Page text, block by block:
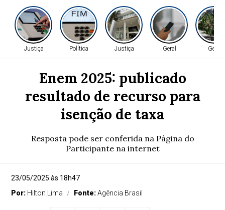
Justiça Política Justiça Geral Geral
Enem 2025: publicado
resultado de recurso para
isenção de taxa
Resposta pode ser conferida na Página do
Participante na internet
23/05/2025 às 18h47
Por: Hilton Lima Fonte:Agência Brasil